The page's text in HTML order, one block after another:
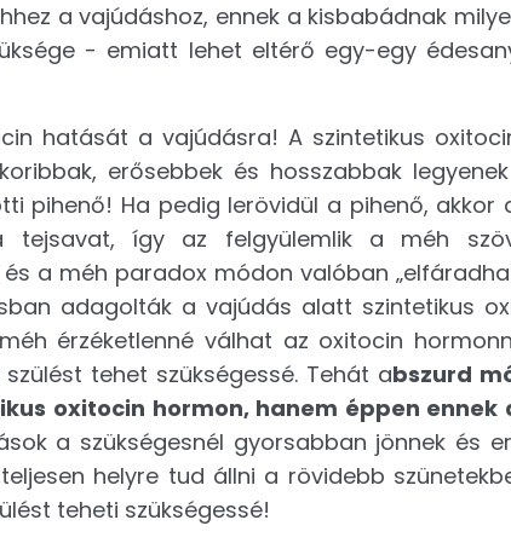
a vajúdáshoz, ennek a kisbabádnak
- emiatt lehet eltérő egy-egy
hatását a vajúdásra! A szintetikus
erősebbek és hosszabbak
pihenő! Ha pedig lerövidül a pihenő, akkor
így az felgyülemlik a méh
a méh paradox módon valóban
adagolták a vajúdás alatt szintetikus
érzéketlenné válhat az oxitocin
tehet szükségessé. Tehát abszurd
oxitocin hormon, hanem éppen ennek
a szükségesnél gyorsabban jönnek és
helyre tud állni a rövidebb
teheti szükségessé!